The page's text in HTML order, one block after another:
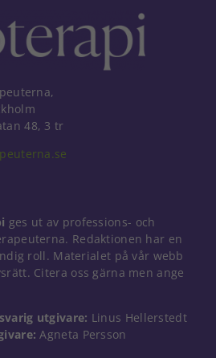
48, 3 tr
ges ut av professions- och
Redaktionen har en
roll. Materialet på vår webb
Citera oss gärna men ange
utgivare: Linus Hellerstedt
Agneta Persson